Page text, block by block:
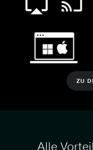
ZU
Alle